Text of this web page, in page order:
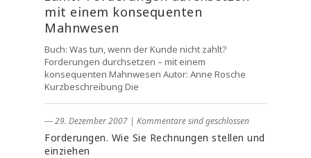
mit einem konsequenten
Mahnwesen
Buch: Was tun, wenn der Kunde nicht zahlt?
Forderungen durchsetzen – mit einem
konsequenten Mahnwesen Autor: Anne Rosche
Kurzbeschreibung Die
― 29. Dezember 2007 | Kommentare sind geschlossen
Forderungen. Wie Sie Rechnungen stellen und
einziehen